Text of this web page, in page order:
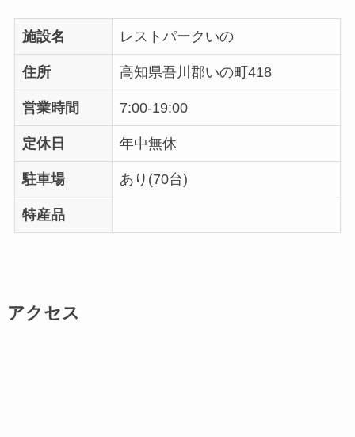
施設名 レストパークいの
住所 高知県吾川郡いの町418
営業時間 7:00-19:00
定休日 年中無休
駐車場 あり(70台)
特産品
アクセス